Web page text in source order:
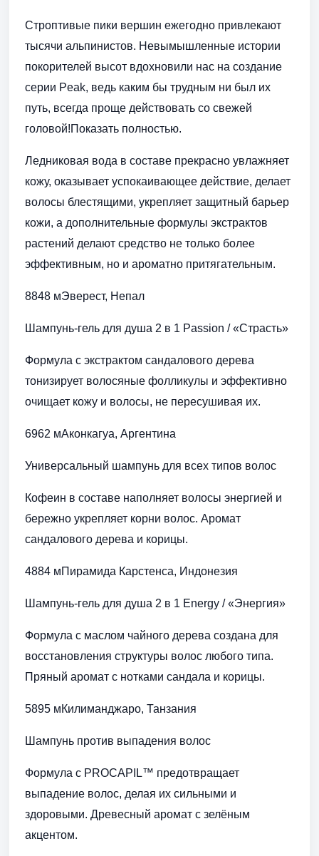
Строптивые пики вершин ежегодно привлекают
тысячи альпинистов. Невымышленные истории
покорителей высот вдохновили нас на создание
серии Peak, ведь каким бы трудным ни был их
путь, всегда проще действовать со свежей
головой!Показать полностью.
Ледниковая вода в составе прекрасно увлажняет
кожу, оказывает успокаивающее действие, делает
волосы блестящими, укрепляет защитный барьер
кожи, а дополнительные формулы экстрактов
растений делают средство не только более
эффективным, но и ароматно притягательным.
8848 мЭверест, Непал
Шампунь-гель для душа 2 в 1 Passion / «Страсть»
Формула с экстрактом сандалового дерева
тонизирует волосяные фолликулы и эффективно
очищает кожу и волосы, не пересушивая их.
6962 мАконкагуа, Аргентина
Универсальный шампунь для всех типов волос
Кофеин в составе наполняет волосы энергией и
бережно укрепляет корни волос. Аромат
сандалового дерева и корицы.
4884 мПирамида Карстенса, Индонезия
Шампунь-гель для душа 2 в 1 Energy / «Энергия»
Формула с маслом чайного дерева создана для
восстановления структуры волос любого типа.
Пряный аромат с нотками сандала и корицы.
5895 мКилиманджаро, Танзания
Шампунь против выпадения волос
Формула с PROCAPIL™ предотвращает
выпадение волос, делая их сильными и
здоровыми. Древесный аромат с зелёным
акцентом.